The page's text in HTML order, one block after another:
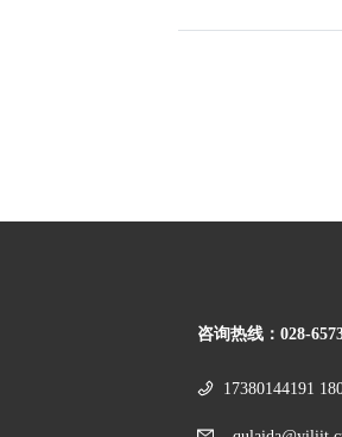
咨询热线： 028-
17380144191